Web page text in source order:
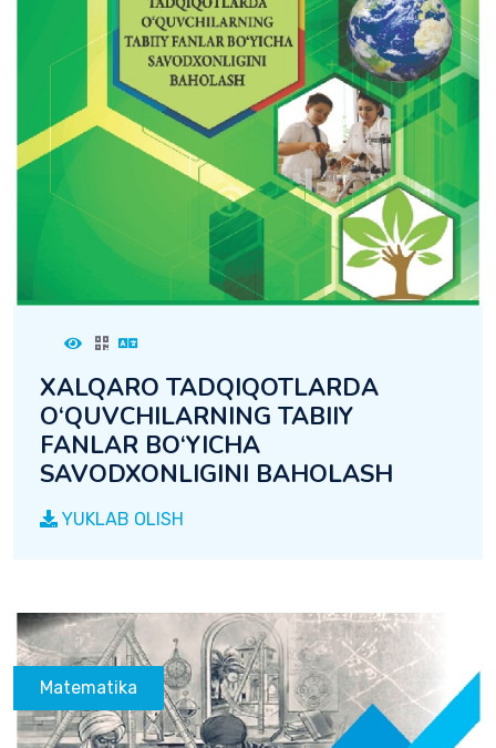
XALQARO TADQIQOTLARDA
O‘QUVCHILARNING TABIIY
FANLAR BO‘YICHA
SAVODXONLIGINI BAHOLASH
YUKLAB OLISH
Matematika